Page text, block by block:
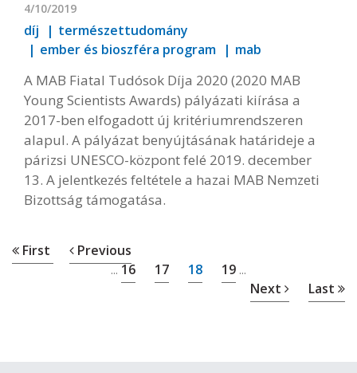
4/10/2019
díj
természettudomány
ember és bioszféra program
mab
A MAB Fiatal Tudósok Díja 2020 (2020 MAB
Young Scientists Awards) pályázati kiírása a
2017-ben elfogadott új kritériumrendszeren
alapul. A pályázat benyújtásának határideje a
párizsi UNESCO-központ felé 2019. december
13. A jelentkezés feltétele a hazai MAB Nemzeti
Bizottság támogatása.
First Previous
... 16 17 18 19 ...
Next Last